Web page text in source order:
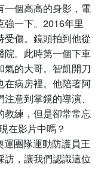
一個高高的身影，電
強一下。2016年里
受傷。鏡頭拍到他從
院。此時第一個下車
的大哥。智凱開刀
在病房裡。他陪著阿
意到掌鏡的導演、
教練，但是卻常常忘
在影片中嗎？
團隊運動防護員王
訪，讓我們認識這位